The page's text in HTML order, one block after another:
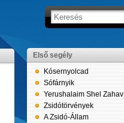
Első segély
Kósernyolcad
Sófárnyik
Yerushalaim Shel Zahav
Zsidótörvények
A Zsidó-Állam